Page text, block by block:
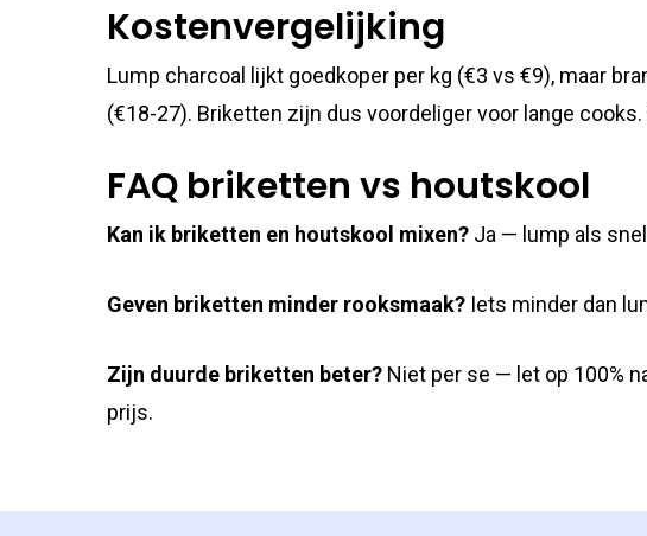
Kostenvergelijking
Lump charcoal lijkt goedkoper per kg (€3 vs €9), maar
(€18-27). Briketten zijn dus voordeliger voor lange
FAQ briketten vs houtskool
Kan ik briketten en houtskool mixen? Ja — lump als
Geven briketten minder rooksmaak? Iets minder dan
Zijn duurde briketten beter? Niet per se — let op 100%
prijs.